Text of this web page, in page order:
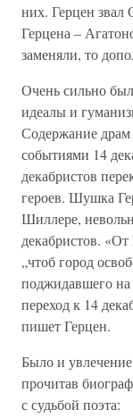
них. Герцен
Герцена –
заменяли, то
Очень сильно
идеалы и
Содержание драм
событиями 14
декабристов
героев. Шушка
Шиллере,
декабристов.
„чтоб город
поджидавшего
переход к 14
пишет Герцен.
Было и
прочитав
с судьбой поэта: